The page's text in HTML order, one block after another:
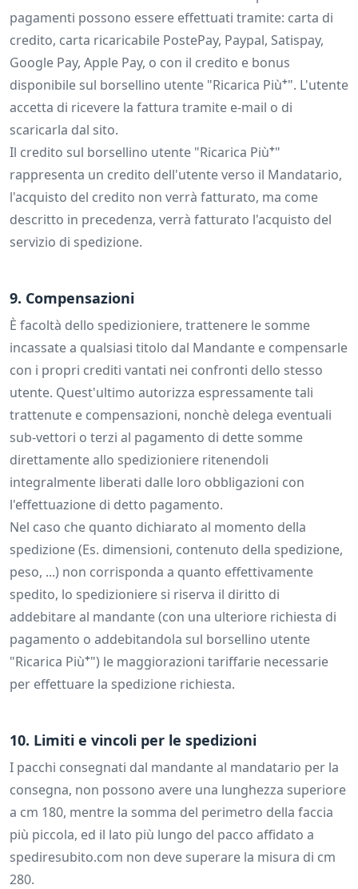
pagamenti possono essere effettuati tramite: carta di
credito, carta ricaricabile PostePay, Paypal, Satispay,
Google Pay, Apple Pay, o con il credito e bonus
disponibile sul borsellino utente "Ricarica Più+". L'utente
accetta di ricevere la fattura tramite e-mail o di
scaricarla dal sito.
Il credito sul borsellino utente "Ricarica Più+"
rappresenta un credito dell'utente verso il Mandatario,
l'acquisto del credito non verrà fatturato, ma come
descritto in precedenza, verrà fatturato l'acquisto del
servizio di spedizione.
9. Compensazioni
È facoltà dello spedizioniere, trattenere le somme
incassate a qualsiasi titolo dal Mandante e compensarle
con i propri crediti vantati nei confronti dello stesso
utente. Quest'ultimo autorizza espressamente tali
trattenute e compensazioni, nonchè delega eventuali
sub-vettori o terzi al pagamento di dette somme
direttamente allo spedizioniere ritenendoli
integralmente liberati dalle loro obbligazioni con
l'effettuazione di detto pagamento.
Nel caso che quanto dichiarato al momento della
spedizione (Es. dimensioni, contenuto della spedizione,
peso, ...) non corrisponda a quanto effettivamente
spedito, lo spedizioniere si riserva il diritto di
addebitare al mandante (con una ulteriore richiesta di
pagamento o addebitandola sul borsellino utente
"Ricarica Più+") le maggiorazioni tariffarie necessarie
per effettuare la spedizione richiesta.
10. Limiti e vincoli per le spedizioni
I pacchi consegnati dal mandante al mandatario per la
consegna, non possono avere una lunghezza superiore
a cm 180, mentre la somma del perimetro della faccia
più piccola, ed il lato più lungo del pacco affidato a
spediresubito.com non deve superare la misura di cm
280.